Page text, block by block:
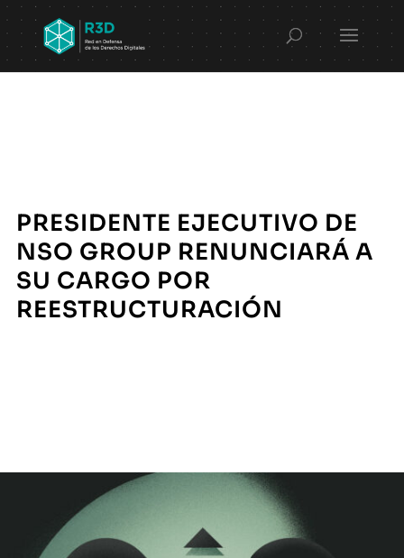
PRESIDENTE EJECUTIVO DE
NSO GROUP RENUNCIARÁ A
SU CARGO POR
REESTRUCTURACIÓN